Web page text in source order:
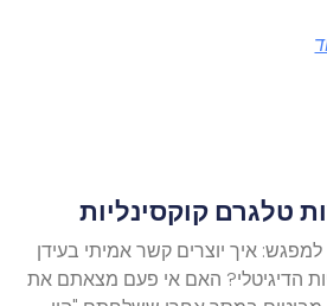
טלגרם קוקסינליות
איך יוצרים קשר אמיתי בעידן
הדיגיטלי? האם אי פעם מצאתם את